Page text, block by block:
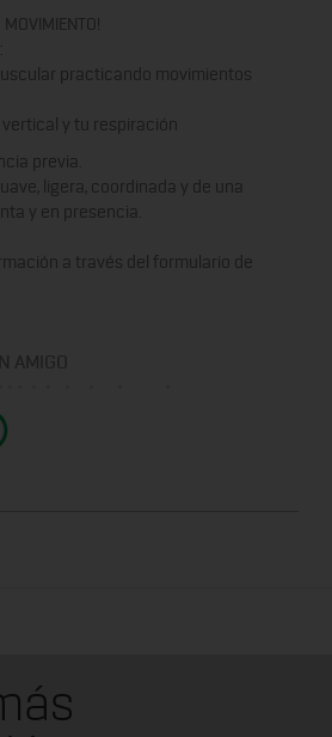
MOVIMIENTO!
practicando movimientos
y tu respiración
previa.
ligera, coordinada y de una
y en presencia.
a través del formulario de